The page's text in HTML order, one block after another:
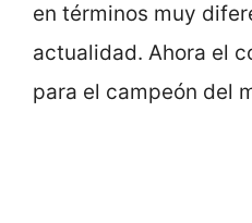
en términos muy
actualidad. Ahora el
para el campeón del